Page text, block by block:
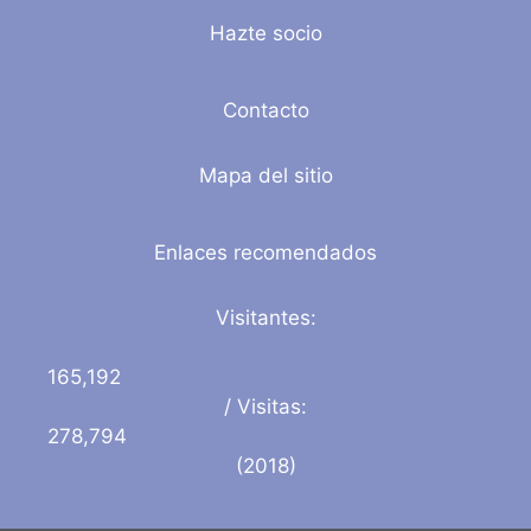
Hazte socio
Contacto
Mapa del sitio
Enlaces recomendados
Visitantes:
165,192
/ Visitas:
278,794
(2018)